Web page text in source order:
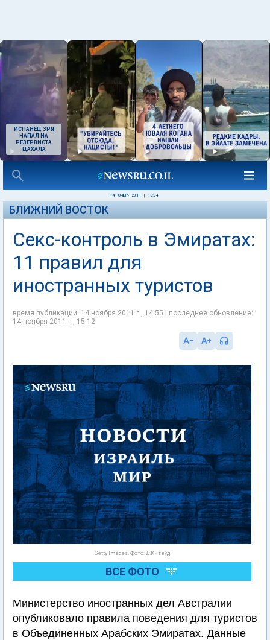
ИСПАНЕЦ ЗРЯ
НАПАЛ НА
РЕЗЕРВИСТА
ЦАХАЛА
14 НОЯБРЯ 2011 13:04
БЛИЖНИЙ ВОСТОК
Секс-контроль в Эмиратах:
11 правил для
иностранных туристов
время публикации: 14 ноября 2011 г., 14:55 | последнее обновление:
14 ноября 2011 г., 15:12
Getty Images. Фото: Д.Китвуд
ВСЕ ФОТО
Министерство иностранных дел Австралии
опубликовало правила поведения для туристов
в Объединенных Арабских Эмиратах. Данные